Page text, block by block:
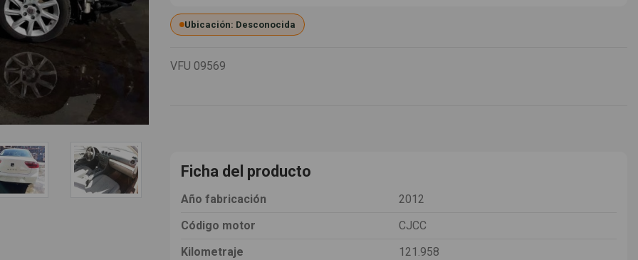
Ubicación: Desconocida
VFU 09569
Ficha del producto
Año fabricación
2012
Código motor
CJCC
Kilometraje
121.958